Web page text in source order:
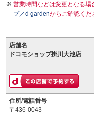
営業時間などは変更となる
プ／d gardenからご確認くだ
店舗名
ドコモショップ掛川大池店
住所/電話番号
〒436-0043